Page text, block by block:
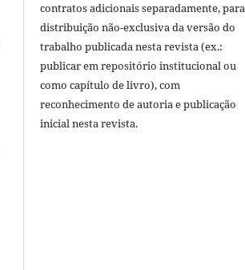
contratos adicionais separadamente, para
distribuição não-exclusiva da versão do
trabalho publicada nesta revista (ex.:
publicar em repositório institucional ou
como capítulo de livro), com
reconhecimento de autoria e publicação
inicial nesta revista.